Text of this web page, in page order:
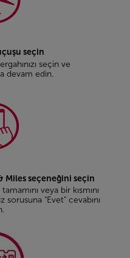
seçin
seçin ve
devam edin.
Miles seçeneğini seçin
veya bir kısmını
"Evet" cevabını